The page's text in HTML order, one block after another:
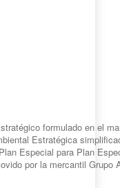
formulado en el
Estratégica
Especial para Plan
por la mercantil Grupo